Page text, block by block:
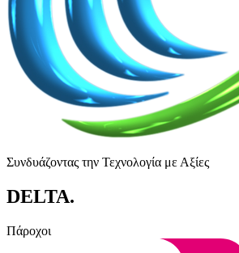
Συνδυάζοντας την Τεχνολογία με Αξίες
DELTA.
Πάροχοι